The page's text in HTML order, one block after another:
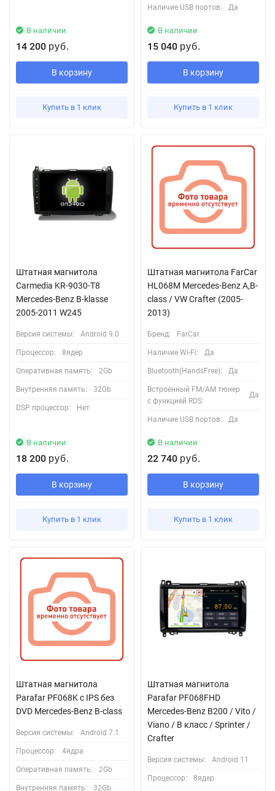
В наличии
14 200 руб.
В корзину
Купить в 1 клик
Наличие USB портов: Да
В наличии
15 040 руб.
В корзину
Купить в 1 клик
Штатная магнитола
Carmedia KR-9030-T8
Mercedes-Benz B-klasse
2005-2011 W245
Версия системы: Android 9.0
Процессор: 8ядер
Оперативная память: 2Gb
Внутренняя память: 32Gb
DSP процессор: Нет
В наличии
18 200 руб.
В корзину
Купить в 1 клик
Штатная магнитола FarCar
HL068M Mercedes-Benz A,B-
class / VW Crafter (2005-
2013)
Бренд: FarCar
Наличие Wi-Fi: Да
Bluetooth(HandsFree): Да
Встроенный FM/AM тюнер
с функцией RDS:
Да
Наличие USB портов: Да
В наличии
22 740 руб.
В корзину
Купить в 1 клик
Штатная магнитола
Parafar PF068K с IPS без
DVD Mercedes-Benz B-class
Версия системы: Android 7.1
Процессор: 4ядра
Оперативная память: 2Gb
Внутренняя память: 32Gb
Штатная магнитола
Parafar PF068FHD
Mercedes-Benz B200 / Vito /
Viano / B класс / Sprinter /
Crafter
Версия системы: Android 11
Процессор: 8ядер